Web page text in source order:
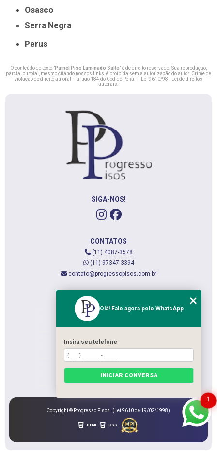
Osasco
Serra Negra
Perus
O conteúdo do texto "Painel Piso Laminado Salto" é de direito reservado. Sua reprodução,
parcial ou total, mesmo citando nossos links, é proibida sem a autorização do autor. Crime de
violação de direito autoral – artigo 184 do Código Penal –
Lei 9610/98 - Lei de direitos
autorais
SIGA-NOS!
CONTATOS
(11) 4087-3578
(11) 97347-3394
contato@progressopisos.com.br
QUEM SOMOS
SERVIÇOS
CATEGORIAS
Copyright © Progresso Pisos. (Lei 9610 de 19/02/1998)
HTML CSS
1
Olá! Fale agora pelo WhatsApp
Insira seu telefone
INICIAR CONVERSA